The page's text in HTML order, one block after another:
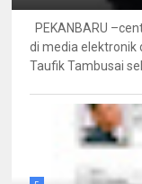
PEKANBARU
di media elektronik
Taufik Tambusai